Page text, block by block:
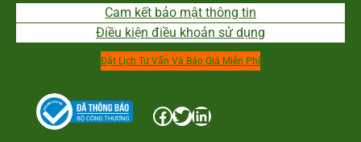
Cam kết bảo mật thông tin
Điều kiện điều khoản sử dụng
Đặt Lịch Tư Vấn Và Báo Giá Miễn Phí
Facebook Twitter LinkedIn